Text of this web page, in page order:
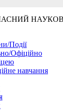
Події
Офіційно
навчання